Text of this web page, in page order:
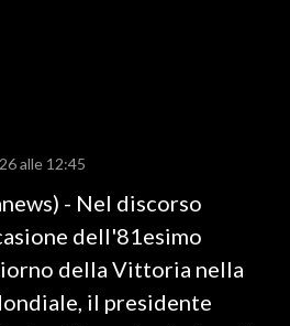
alle 12:45
- Nel discorso
dell'81esimo
della Vittoria nella
il presidente